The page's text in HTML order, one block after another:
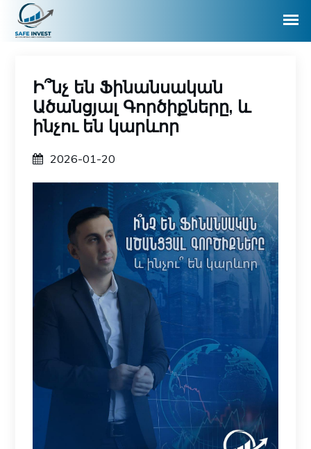
Ի՞նչ են Ֆինանսական
Ածանցյալ Գործիքները, և
ինչու են կարևոր
2026-01-20